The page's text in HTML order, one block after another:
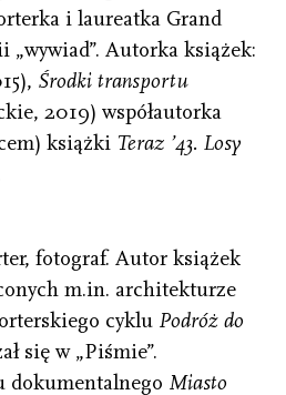
i laureatka Grand
„wywiad”. Autorka książek:
Środki transportu
2019) współautorka
książki Teraz ’43. Losy
fotograf. Autor książek
m.in. architekturze
cyklu Podróż do
się w „Piśmie”.
dokumentalnego Miasto